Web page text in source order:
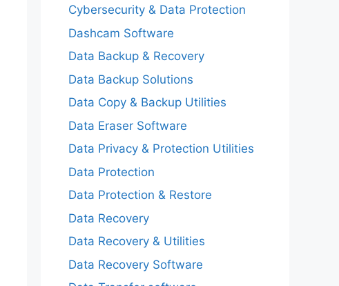
Cybersecurity & Data Protection
Dashcam Software
Data Backup & Recovery
Data Backup Solutions
Data Copy & Backup Utilities
Data Eraser Software
Data Privacy & Protection Utilities
Data Protection
Data Protection & Restore
Data Recovery
Data Recovery & Utilities
Data Recovery Software